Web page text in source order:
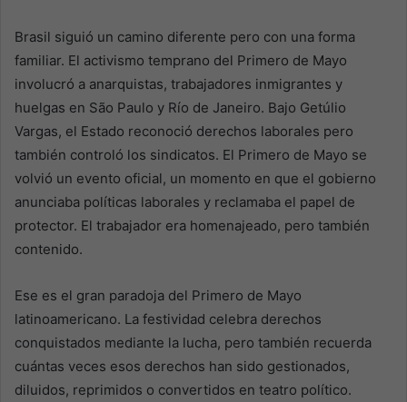
Brasil siguió un camino diferente pero con una forma
familiar. El activismo temprano del Primero de Mayo
involucró a anarquistas, trabajadores inmigrantes y
huelgas en São Paulo y Río de Janeiro. Bajo Getúlio
Vargas, el Estado reconoció derechos laborales pero
también controló los sindicatos. El Primero de Mayo se
volvió un evento oficial, un momento en que el gobierno
anunciaba políticas laborales y reclamaba el papel de
protector. El trabajador era homenajeado, pero también
contenido.
Ese es el gran paradoja del Primero de Mayo
latinoamericano. La festividad celebra derechos
conquistados mediante la lucha, pero también recuerda
cuántas veces esos derechos han sido gestionados,
diluidos, reprimidos o convertidos en teatro político.